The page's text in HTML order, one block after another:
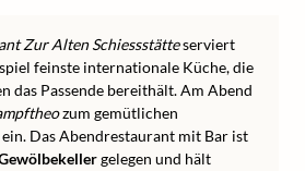
Zur Alten Schiessstätteserviert
feinste internationale Küche, die
das Passende bereithält. Am Abend
zum gemütlichen
ein. Das Abendrestaurant mit Bar ist
gelegen und hält